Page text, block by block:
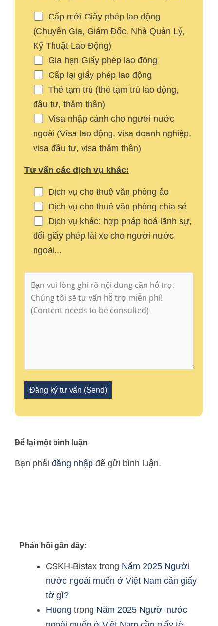
Cấp mới Giấy phép lao động
(Chuyên Gia, Giám Đốc, Nhà Quản Lý,
Kỹ Thuật Lao Động)
Gia hạn Giấy phép lao động
Cấp lại giấy phép lao động
Thẻ tạm trú (thẻ tạm trú lao động,
đầu tư, thăm thân)
Visa nhập cảnh cho người nước
ngoài (Visa lao động, visa doanh nghiệp,
visa đầu tư, visa thăm thân)
Tư vấn các dịch vụ khác:
Dịch vụ cho thuê văn phòng ảo
Dịch vụ cho thuê văn phòng chia sẻ
Dịch vụ khác: hợp pháp hoá lãnh sự,
đổi giấy phép lái xe cho người nước
ngoài...
Để lại một bình luận
Bạn phải đăng nhập để gửi bình luận.
Phản hồi gần đây:
CSKH-Bistax trong Năm 2025 Người
nước ngoài muốn ở Việt Nam cần giấy
tờ gì?
Huong trong Năm 2025 Người nước